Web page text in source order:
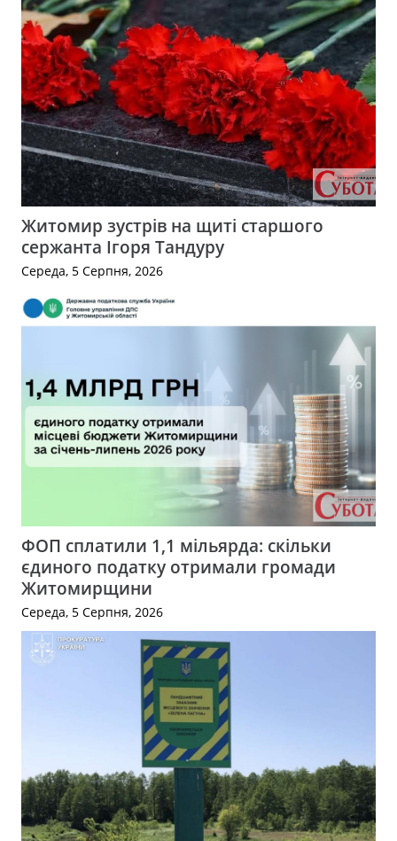
Житомир зустрів на щиті старшого
сержанта Ігоря Тандуру
Середа, 5 Серпня, 2026
ФОП сплатили 1,1 мільярда: скільки
єдиного податку отримали громади
Житомирщини
Середа, 5 Серпня, 2026